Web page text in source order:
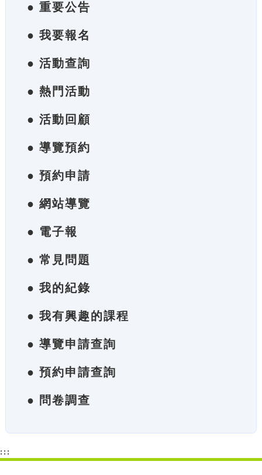
● 重要公告
● 我要報名
● 活動查詢
● 熱門活動
● 活動回顧
● 導覽預約
● 預約申請
● 網站導覽
● 電子報
● 常見問題
● 我的紀錄
● 我有興趣的課程
● 導覽申請查詢
● 預約申請查詢
● 問卷調查
:::